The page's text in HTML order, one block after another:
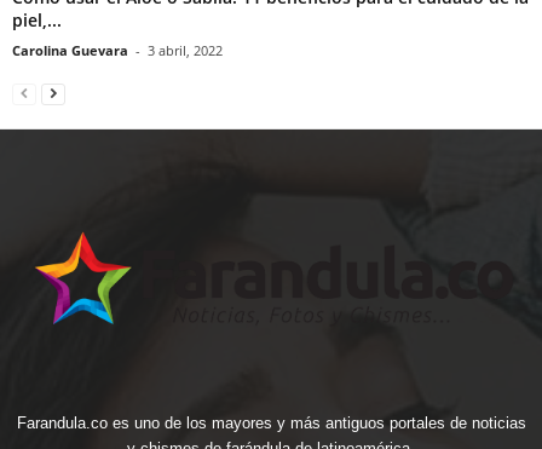
piel,...
Carolina Guevara - 3 abril, 2022
Farandula.co es uno de los mayores y más antiguos portales de noticias